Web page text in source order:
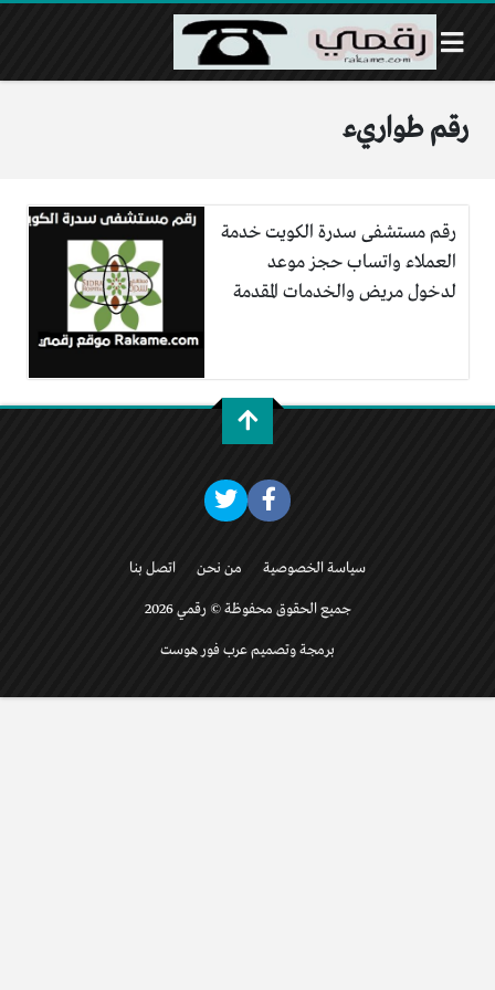
رقم طواريء
رقم مستشفى سدرة الكويت خدمة
العملاء واتساب حجز موعد
لدخول مريض والخدمات المقدمة
سياسة الخصوصية من نحن اتصل بنا
جميع الحقوق محفوظة © رقمي 2026
برمجة وتصميم عرب فور هوست